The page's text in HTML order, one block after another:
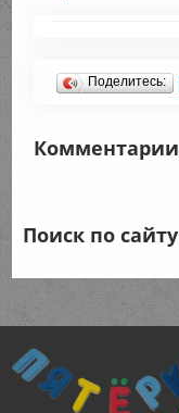
Поделитесь:
Комментарии
Поиск по сайту